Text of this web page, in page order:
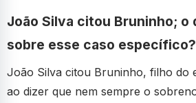
João Silva citou Bruninho; o
sobre esse caso específico?
João Silva citou Bruninho, filho do
ao dizer que nem sempre o